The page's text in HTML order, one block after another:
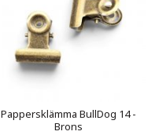
Pappersklämma BullDog 14 -
Brons